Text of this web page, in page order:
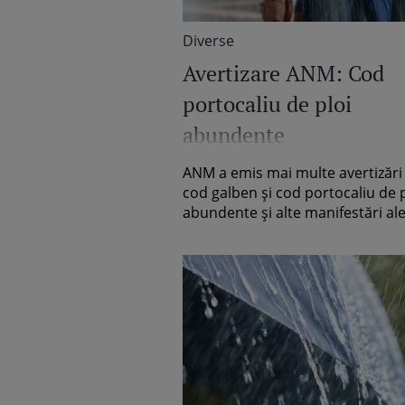
Diverse
Avertizare ANM: Cod
portocaliu de ploi
abundente
ANM a emis mai multe
cod galben și cod portocaliu de
abundente și alte manifestări